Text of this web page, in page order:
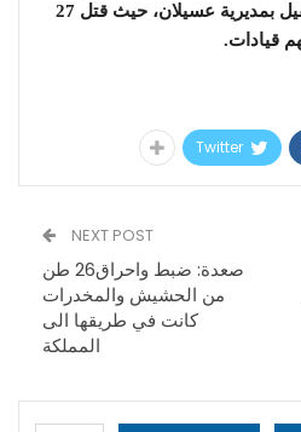
الساق والصفراء وحيد بن عقيل بمديرية عسيلان، حيث قتل 27
Twitter
NEXT POST
صعدة: ضبط واحراق26 طن
من الحشيش والمخدرات
كانت في طريقها الى
المملكة